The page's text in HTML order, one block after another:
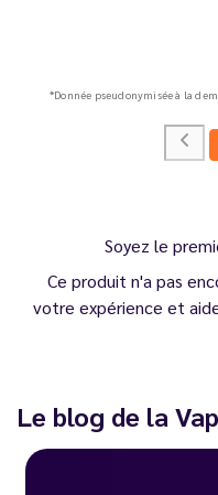
*Donnée pseudonymisée à la
Soyez le
Ce produit n'a pas
votre expérience et
Le blog de la